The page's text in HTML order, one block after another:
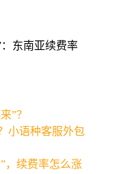
东南亚续费率
”？
小语种客服外包
，续费率怎么涨